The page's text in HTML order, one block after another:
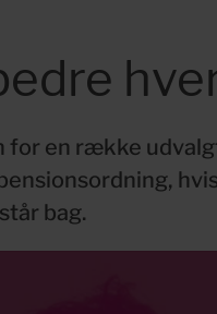
en række
bag.